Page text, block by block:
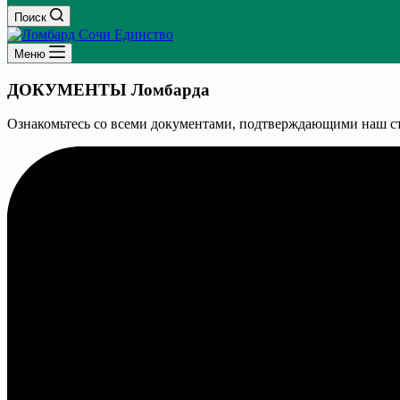
Поиск
Меню
ДОКУМЕНТЫ Ломбарда
Ознакомьтесь со всеми документами, подтверждающими наш